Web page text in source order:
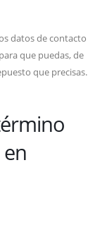
datos de contacto
que puedas, de
que precisas.